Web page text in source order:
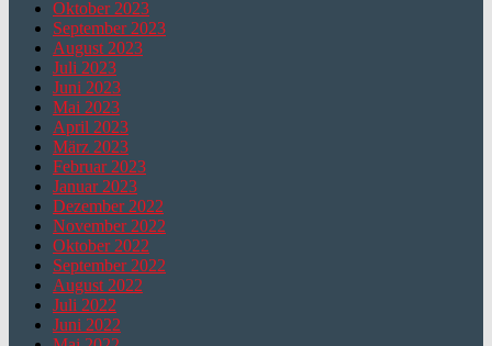
Oktober 2023
September 2023
August 2023
Juli 2023
Juni 2023
Mai 2023
April 2023
März 2023
Februar 2023
Januar 2023
Dezember 2022
November 2022
Oktober 2022
September 2022
August 2022
Juli 2022
Juni 2022